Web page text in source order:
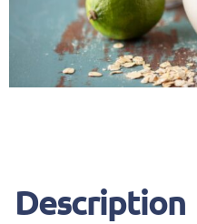
Description